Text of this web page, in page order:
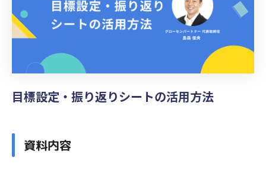
目標設定・振り返りシートの活用方法
資料内容